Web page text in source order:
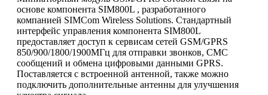
основе компонента SIM800L , разработанного
компанией SIMCom Wireless Solutions. Стандартный
интерфейс управления компонента SIM800L
предоставляет доступ к сервисам сетей GSM/GPRS
850/900/1800/1900МГц для отправки звонков, СМС
сообщений и обмена цифровыми данными GPRS.
Поставляется с встроенной антенной, также можно
подключить дополнительные антенны для улучшения